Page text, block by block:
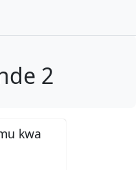
2
kwa